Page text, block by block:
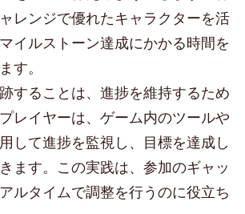
レンジで優れたキャラクターを活
イルストーン達成にかかる時間を
す。
することは、進捗を維持するため
レイヤーは、ゲーム内のツールや
して進捗を監視し、目標を達成し
ます。この実践は、参加のギャッ
ルタイムで調整を行うのに役立ち